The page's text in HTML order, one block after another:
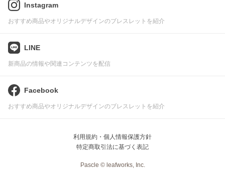
Instagram
おすすめ商品やオリジナルデザインのブレスレットを紹介
LINE
新商品の情報や関連コンテンツを配信
Facebook
おすすめ商品やオリジナルデザインのブレスレットを紹介
利用規約・個人情報保護方針
特定商取引法に基づく表記
Pascle © leafworks, Inc.